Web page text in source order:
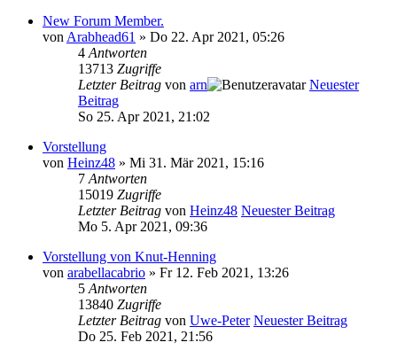
New Forum Member.
von Arabhead61 » Do 22. Apr 2021, 05:26
4 Antworten
13713 Zugriffe
Letzter Beitrag von arn
Neuester
Beitrag
So 25. Apr 2021, 21:02
Vorstellung
von Heinz48 » Mi 31. Mär 2021, 15:16
7 Antworten
15019 Zugriffe
Letzter Beitrag von Heinz48 Neuester Beitrag
Mo 5. Apr 2021, 09:36
Vorstellung von Knut-Henning
von arabellacabrio » Fr 12. Feb 2021, 13:26
5 Antworten
13840 Zugriffe
Letzter Beitrag von Uwe-Peter Neuester Beitrag
Do 25. Feb 2021, 21:56